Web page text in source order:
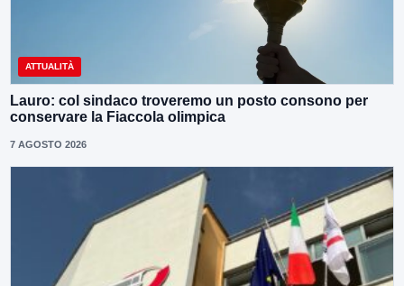
ATTUALITÀ
Lauro: col sindaco troveremo un posto consono per
conservare la Fiaccola olimpica
7 AGOSTO 2026